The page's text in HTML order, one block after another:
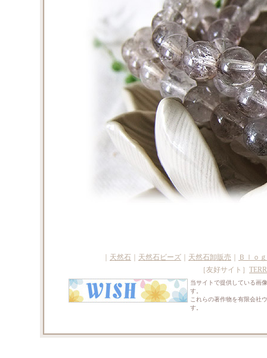
天然石 天然石ビーズ 天然石卸販売
Ｂｌｏｇ
［友好サイト］
当サイトで提供している画
す。
これらの著作物を有限会社
す。